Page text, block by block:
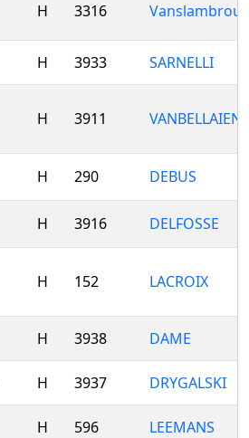
H 3316
H 3933 SARNELLI
H 3911
H 290 DEBUS
H 3916 DELFOSSE
H 152 LACROIX
H 3938 DAME
H 3937 DRYGALSKI
H 596 LEEMANS